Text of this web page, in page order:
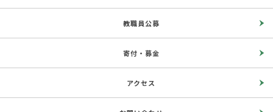
教職員公募
寄付・募金
アクセス